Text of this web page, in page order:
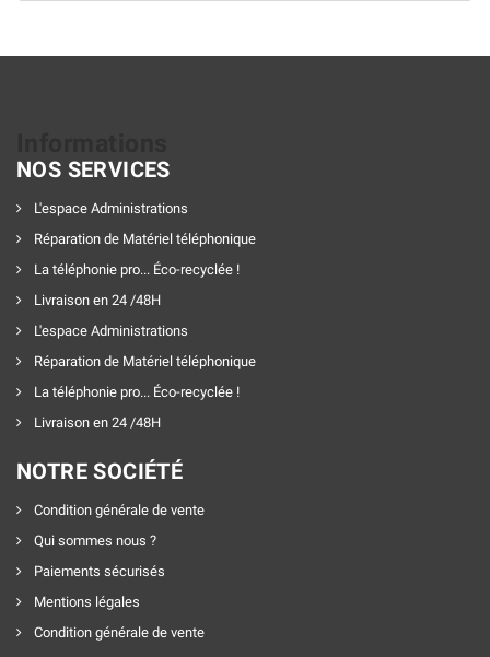
NOS SERVICES
L'espace Administrations
Réparation de Matériel téléphonique
La téléphonie pro... Éco-recyclée !
Livraison en 24 /48H
L'espace Administrations
Réparation de Matériel téléphonique
La téléphonie pro... Éco-recyclée !
Livraison en 24 /48H
NOTRE SOCIÉTÉ
Condition générale de vente
Qui sommes nous ?
Paiements sécurisés
Mentions légales
Condition générale de vente